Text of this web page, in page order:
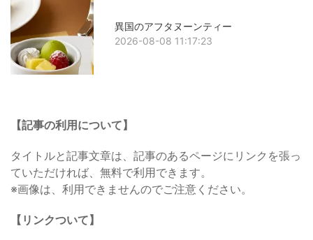
異国のアフタヌーンティー
2026-08-08 11:17:23
【記事の利用について】
タイトルと記事文章は、記事のあるページにリンクを張っ
ていただければ、無料で利用できます。
※画像は、利用できませんのでご注意ください。
【リンクついて】